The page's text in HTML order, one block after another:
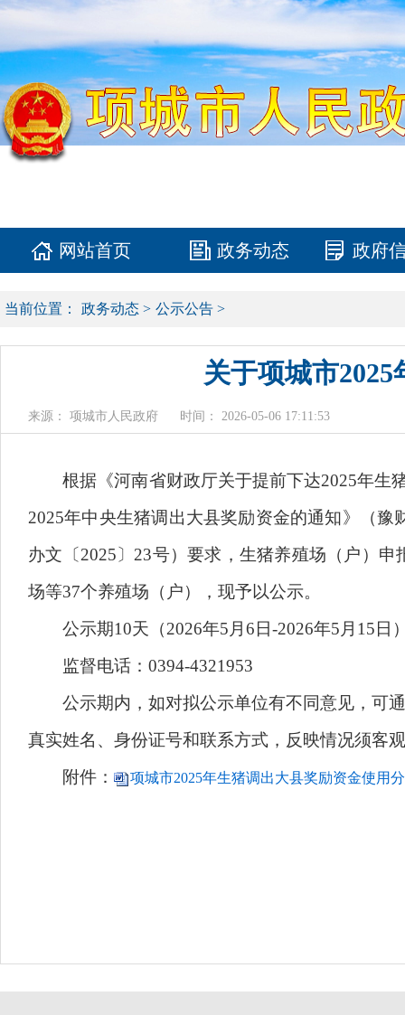
网站首页 政务动态 政府
当前位置： 政务动态 > 公示公告 >
关于项城市
来源： 项城市人民政府 时间： 2026-05-06 17:11:53
根据《河南省财政厅关于提前下达2025年生猪
2025年中央生猪调出大县奖励资金的通知》（
办文〔2025〕23号）要求，生猪养殖场（户）
场等37个养殖场（户），现予以公示。
公示期10天（2026年5月6日-2026年5月15日
监督电话：0394-4321953
公示期内，如对拟公示单位有不同意见，可通
真实姓名、身份证号和联系方式，反映情况须客
附件：
项城市2025年生猪调出大县奖励资金使用